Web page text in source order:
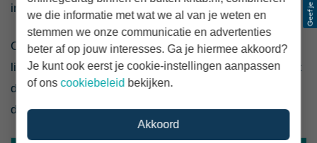
indexregels dat voorschrijven.
Omdat minder actief onderzoek en selectie nodig zijn,
liggen de beheerkosten vaak lager. Het fonds voorkomt
daarmee geen verlies. Daalt de gevolgde markt, dan
daalt het fonds meestal mee.
we die informatie met wat we al van je weten en
stemmen we onze communicatie en advertenties
beter af op jouw interesses. Ga je hiermee akkoord?
Je kunt ook eerst je cookie-instellingen aanpassen
of onscookiebeleid bekijken.
Akkoord